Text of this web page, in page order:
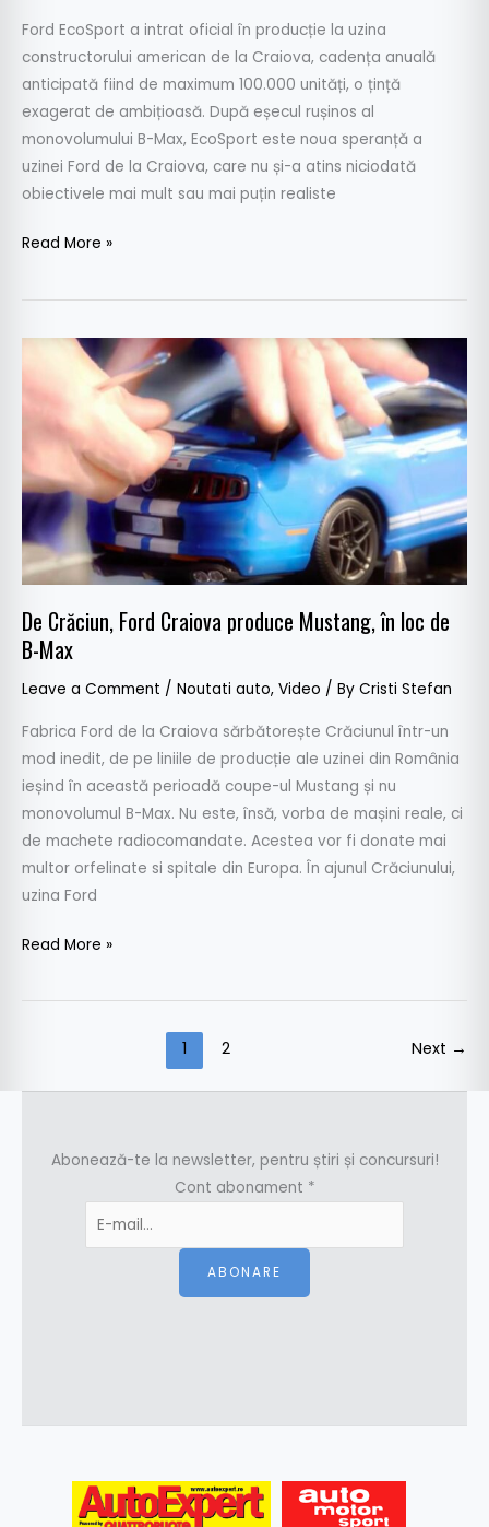
Ford EcoSport a intrat oficial în producție la uzina
constructorului american de la Craiova, cadența anuală
anticipată fiind de maximum 100.000 unități, o țință
exagerat de ambițioasă. După eșecul rușinos al
monovolumului B-Max, EcoSport este noua speranță a
uzinei Ford de la Craiova, care nu și-a atins niciodată
obiectivele mai mult sau mai puțin realiste
Read More »
De Crăciun, Ford Craiova produce Mustang, în loc de
B-Max
Leave a Comment / Noutati auto, Video / By Cristi Stefan
Fabrica Ford de la Craiova sărbătorește Crăciunul într-un
mod inedit, de pe liniile de producție ale uzinei din România
ieșind în această perioadă coupe-ul Mustang și nu
monovolumul B-Max. Nu este, însă, vorba de mașini reale, ci
de machete radiocomandate. Acestea vor fi donate mai
multor orfelinate si spitale din Europa. În ajunul Crăciunului,
uzina Ford
Crăciun,
Craiova
produce
Mustang,
în
loc
de
Max
Read More »
1 2 Next →
Abonează-te la newsletter, pentru știri și concursuri!
Cont abonament *
ABONARE